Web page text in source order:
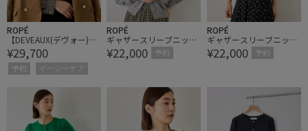
ROPÉ
【DEVEAUX(デヴォー)】
幾何学パターンプリント
ブラウス/セットアップ
対応
¥29,700
予約 イージーケア
ROPÉ
ギャザースリーブニット
カーディガン/イージー
ケア【一部J'aDoRe限定
舗限定サイズ】
¥22,000 予約
ROPÉ
ギャザースリーブニット
カーディガン/イージー
ケア【一部J'aDoRe限定
¥22,000 予約